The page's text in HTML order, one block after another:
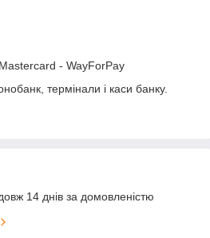
- WayForPay
термінали і каси банку.
14 днів за домовленістю